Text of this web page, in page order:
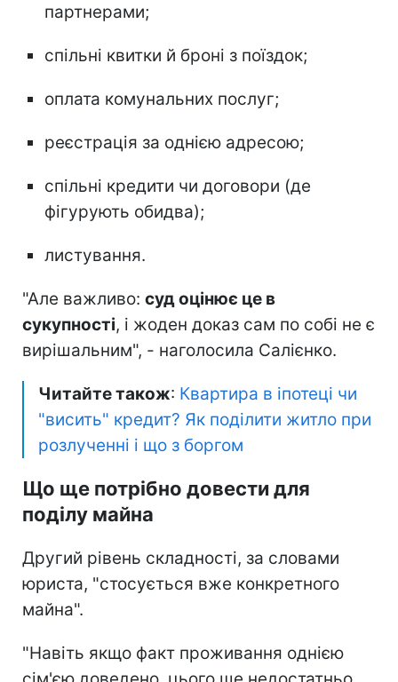
партнерами;
спільні квитки й броні з поїздок;
оплата комунальних послуг;
реєстрація за однією адресою;
спільні кредити чи договори (де
фігурують обидва);
листування.
"Але важливо: суд оцінює це в
сукупності, і жоден доказ сам по собі не є
вирішальним", - наголосила Салієнко.
Читайте також: Квартира в іпотеці чи
"висить" кредит? Як поділити житло при
розлученні і що з боргом
Що ще потрібно довести для
поділу майна
Другий рівень складності, за словами
юриста, "стосується вже конкретного
майна".
"Навіть якщо факт проживання однією